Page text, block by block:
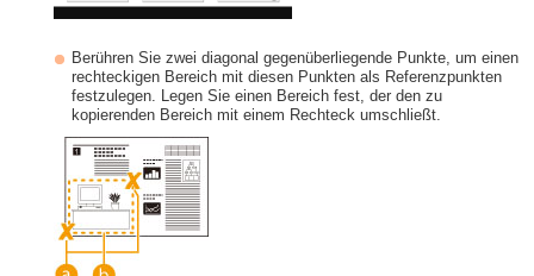
Berühren Sie zwei diagonal gegenüberliegende Punkte, um einen
rechteckigen Bereich mit diesen Punkten als Referenzpunkten
festzulegen. Legen Sie einen Bereich fest, der den zu
kopierenden Bereich mit einem Rechteck umschließt.